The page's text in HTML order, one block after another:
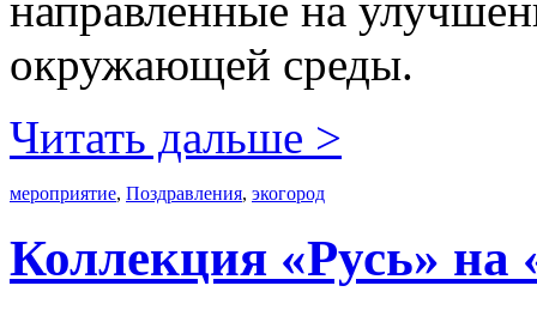
окружающей среды.
Читать дальше >
мероприятие, Поздравления, экогород
Коллекция «Русь»